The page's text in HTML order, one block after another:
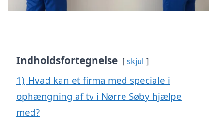
Indholdsfortegnelse skjul
1) Hvad kan et firma med speciale i
ophængning af tv i Nørre Søby hjælpe
med?